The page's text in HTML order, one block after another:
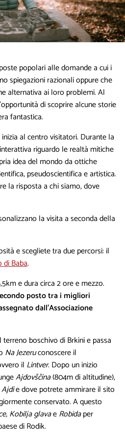
popolari alle domande a cui i
spiegazioni razionali oppure che
alternativa ai loro problemi. Al
di scoprire alcune storie
fantastica.
al centro visitatori. Durante la
riguardo le realtà mitiche
idea del mondo da ottiche
pseudoscientifica e artistica.
la risposta a chi siamo, dove
la visita a seconda della
e scegliete tra due percorsi: il
di Baba.
e dura circa 2 ore e mezzo.
posto tra i migliori
dall’Associazione
boschivo di Brkini e passa
Na Jezeruconoscere il
il Lintver. Dopo un inizio
Ajdovščina(804m di altitudine),
Ajdie dove potrete ammirare il sito
conservato. A questo
Kobilja glavaeRobidaper
di Rodik.